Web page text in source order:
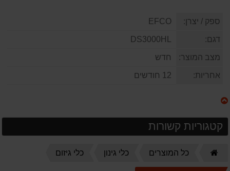
ספק / יצרן:
דגם:
מצב המוצר: חדש
אחריות:
קטגוריות קשורות
כל המוצרים כלי גינון כלי גיזום